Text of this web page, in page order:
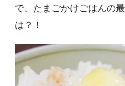
で、たまごかけごはんの
は？！